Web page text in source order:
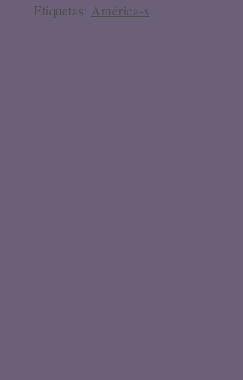
Etiquetas: América-s